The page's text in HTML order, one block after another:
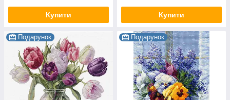
Купити Купити
Подарунок Подарунок